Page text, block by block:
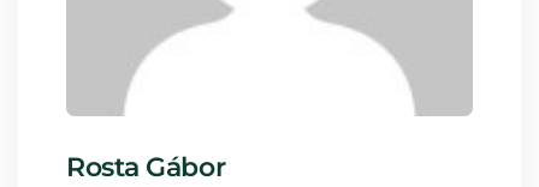
Rosta Gábor